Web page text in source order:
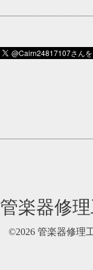
管楽器修
©2026 管楽器修理